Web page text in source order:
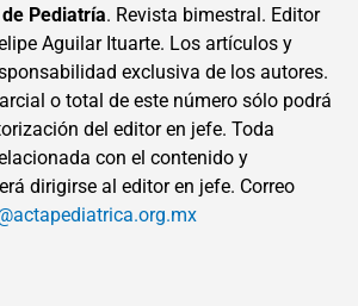
Pediatría. Revista bimestral. Editor
Aguilar Ituarte. Los artículos y
exclusiva de los autores.
o total de este número sólo podrá
del editor en jefe. Toda
con el contenido y
dirigirse al editor en jefe. Correo